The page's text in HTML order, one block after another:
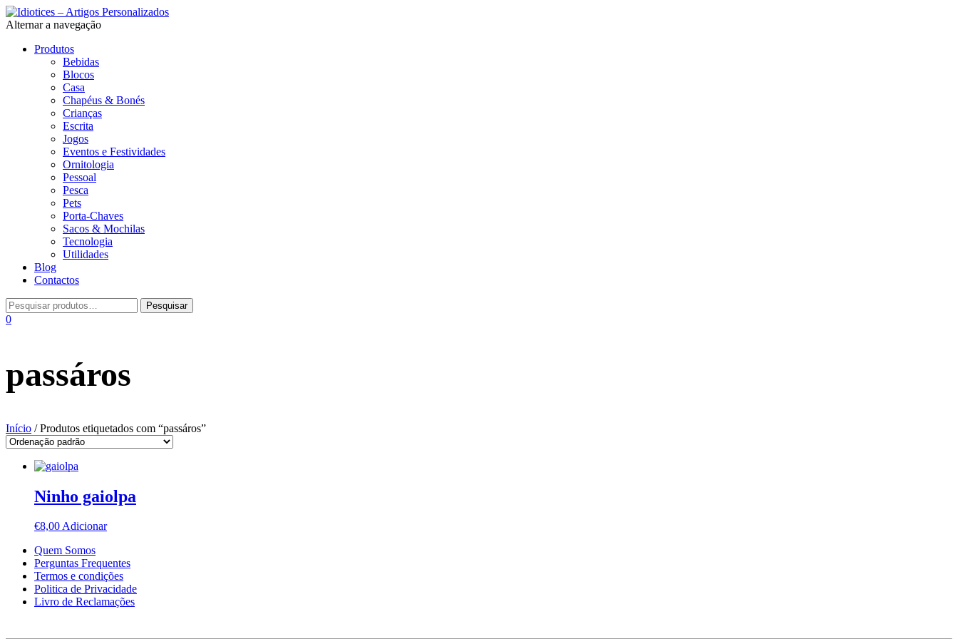
Alternar a navegação
Produtos
Bebidas
Blocos
Casa
Chapéus & Bonés
Crianças
Escrita
Jogos
Eventos e Festividades
Ornitologia
Pessoal
Pesca
Pets
Porta-Chaves
Sacos & Mochilas
Tecnologia
Utilidades
Blog
Contactos
0
passáros
Início / Produtos etiquetados com “passáros”
Ninho gaiolpa
€8,00Adicionar
Quem Somos
Perguntas Frequentes
Termos e condições
Politica de Privacidade
Livro de Reclamações